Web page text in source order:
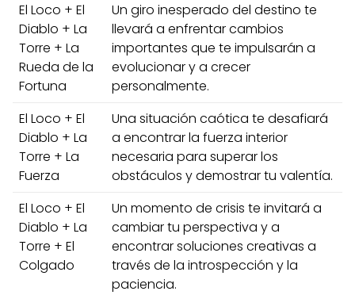
El Loco + El
Diablo + La
Torre + La
Rueda de la
Fortuna
Un giro inesperado del destino te
llevará a enfrentar cambios
importantes que te impulsarán a
evolucionar y a crecer
personalmente.
El Loco + El
Diablo + La
Torre + La
Fuerza
Una situación caótica te desafiará
a encontrar la fuerza interior
necesaria para superar los
obstáculos y demostrar tu valentía.
El Loco + El
Diablo + La
Torre + El
Colgado
Un momento de crisis te invitará a
cambiar tu perspectiva y a
encontrar soluciones creativas a
través de la introspección y la
paciencia.